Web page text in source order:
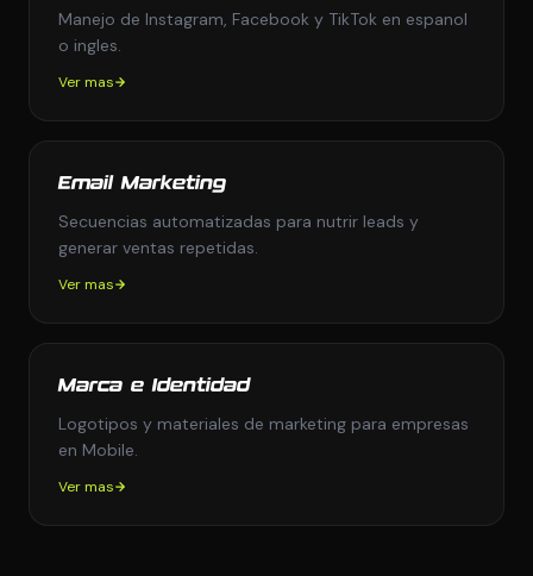
Manejo de Instagram, Facebook y TikTok en espanol
o ingles.
Ver mas
Email Marketing
Secuencias automatizadas para nutrir leads y
generar ventas repetidas.
Ver mas
Marca e Identidad
Logotipos y materiales de marketing para empresas
en Mobile.
Ver mas